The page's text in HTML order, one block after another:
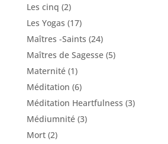
Les cinq (2)
Les Yogas (17)
Maîtres -Saints (24)
Maîtres de Sagesse(5)
Maternité(1)
Méditation (6)
Méditation Heartfulness (3)
Médiumnité(3)
Mort(2)